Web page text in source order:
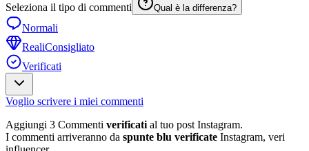
Seleziona il tipo di commenti Qual è la differenza?
Normali
RealiConsigliato
Verificati
Voglio scrivere i miei commenti
Aggiungi 3 Commenti verificati al tuo post Instagram.
I commenti arriveranno da spunte blu verificate Instagram, veri